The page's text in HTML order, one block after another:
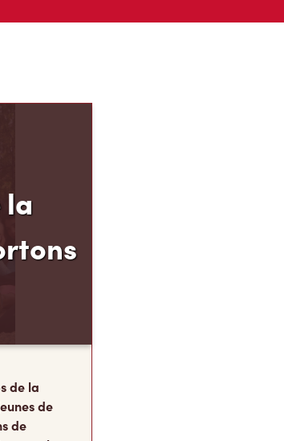
la
de la
de
de